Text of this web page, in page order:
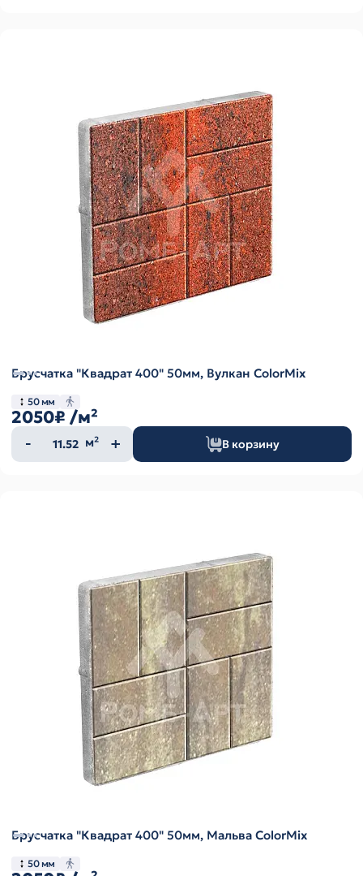
Брусчатка "Квадрат 400" 50мм, Вулкан ColorMix
50 мм
2050₽ /м²
Количество
товара
м² В корзину
Брусчатка "Квадрат 400" 50мм, Мальва ColorMix
50 мм